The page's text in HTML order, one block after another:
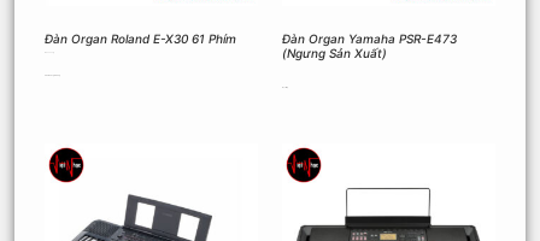
Đàn Organ Roland E-X30 61 Phím
Đàn Organ Yamaha PSR-E473
(Ngưng Sản Xuất)